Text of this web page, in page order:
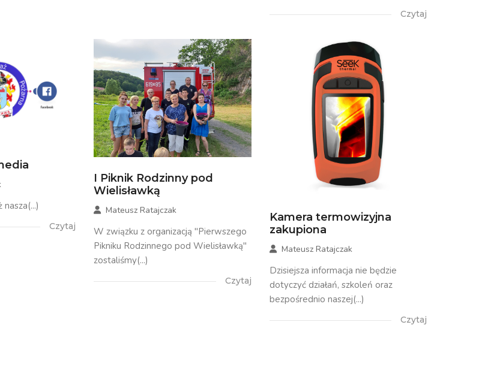
Czytaj
Czytaj
I Piknik Rodzinny pod
Wielisławką
Mateusz Ratajczak
W związku z organizacją "Pierwszego
Pikniku Rodzinnego pod Wielisławką"
zostaliśmy(...)
Czytaj
Kamera termowizyjna
zakupiona
Mateusz Ratajczak
Dzisiejsza informacja nie będzie
dotyczyć działań, szkoleń oraz
bezpośrednio naszej(...)
Czytaj